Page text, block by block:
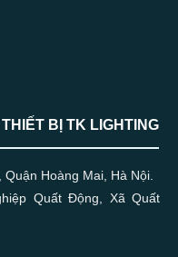
BỊ TK LIGHTING
Hoàng Mai, Hà Nội.
Quất Động, Xã Quất